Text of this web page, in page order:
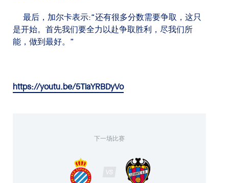
最后，加尔卡表示:“还有很多分数需要争取，这只
是开始。首先我们要全力以赴争取胜利，尽我们所
能，做到最好。”
https://youtu.be/5TiaYRBDyVo
下一场比赛
VS